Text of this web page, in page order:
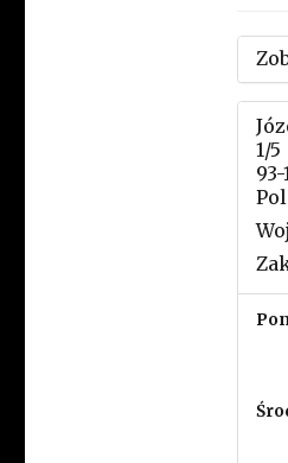
1/5